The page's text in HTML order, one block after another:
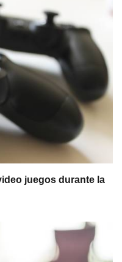
juegos durante la